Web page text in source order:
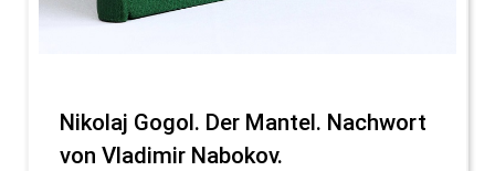
Nikolaj Gogol. Der Mantel. Nachwort
von Vladimir Nabokov.